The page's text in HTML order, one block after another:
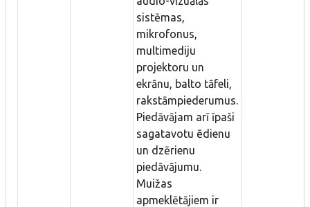
sistēmas,
mikrofonus,
multimediju
projektoru un
ekrānu, balto tāfeli,
rakstāmpiederumus.
Piedāvājam arī īpaši
sagatavotu ēdienu
un dzērienu
piedāvājumu.
Muižas
apmeklētājiem ir